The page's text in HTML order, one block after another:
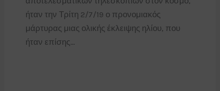
ήταν την Τρίτη 2/7/19 ο προνομιακός
μάρτυρας μιας ολικής έκλειψης ηλίου, που
ήταν επίσης…